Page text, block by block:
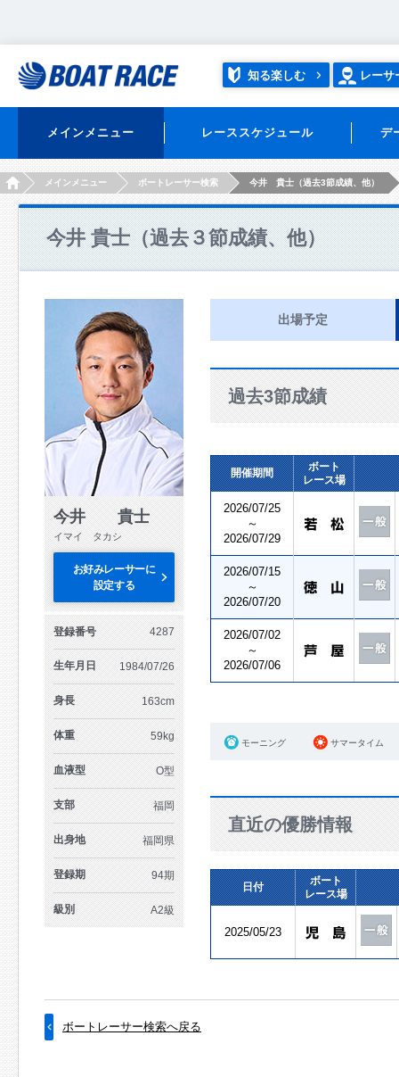
知る楽しむ レーサ
メインメニュー レーススケジュール デ
HOMEメインメニュー ボートレーサー検索 今井 貴士（過去3節成績、他）
今井 貴士（過去３節成績、他）
今井 貴士
イマイ タカシ
お好みレーサーに
設定する
登録番号 4287
生年月日 1984/07/26
身長 163cm
体重 59kg
血液型 O型
支部 福岡
出身地 福岡県
登録期 94期
級別 A2級
出場予定
過去3節成績
開催期間
ボート
レース場
2026/07/25
～
2026/07/29
2026/07/15
～
2026/07/20
2026/07/02
～
2026/07/06
モーニング サマータイム
直近の優勝情報
日付
ボート
レース場
2025/05/23
ボートレーサー検索へ戻る